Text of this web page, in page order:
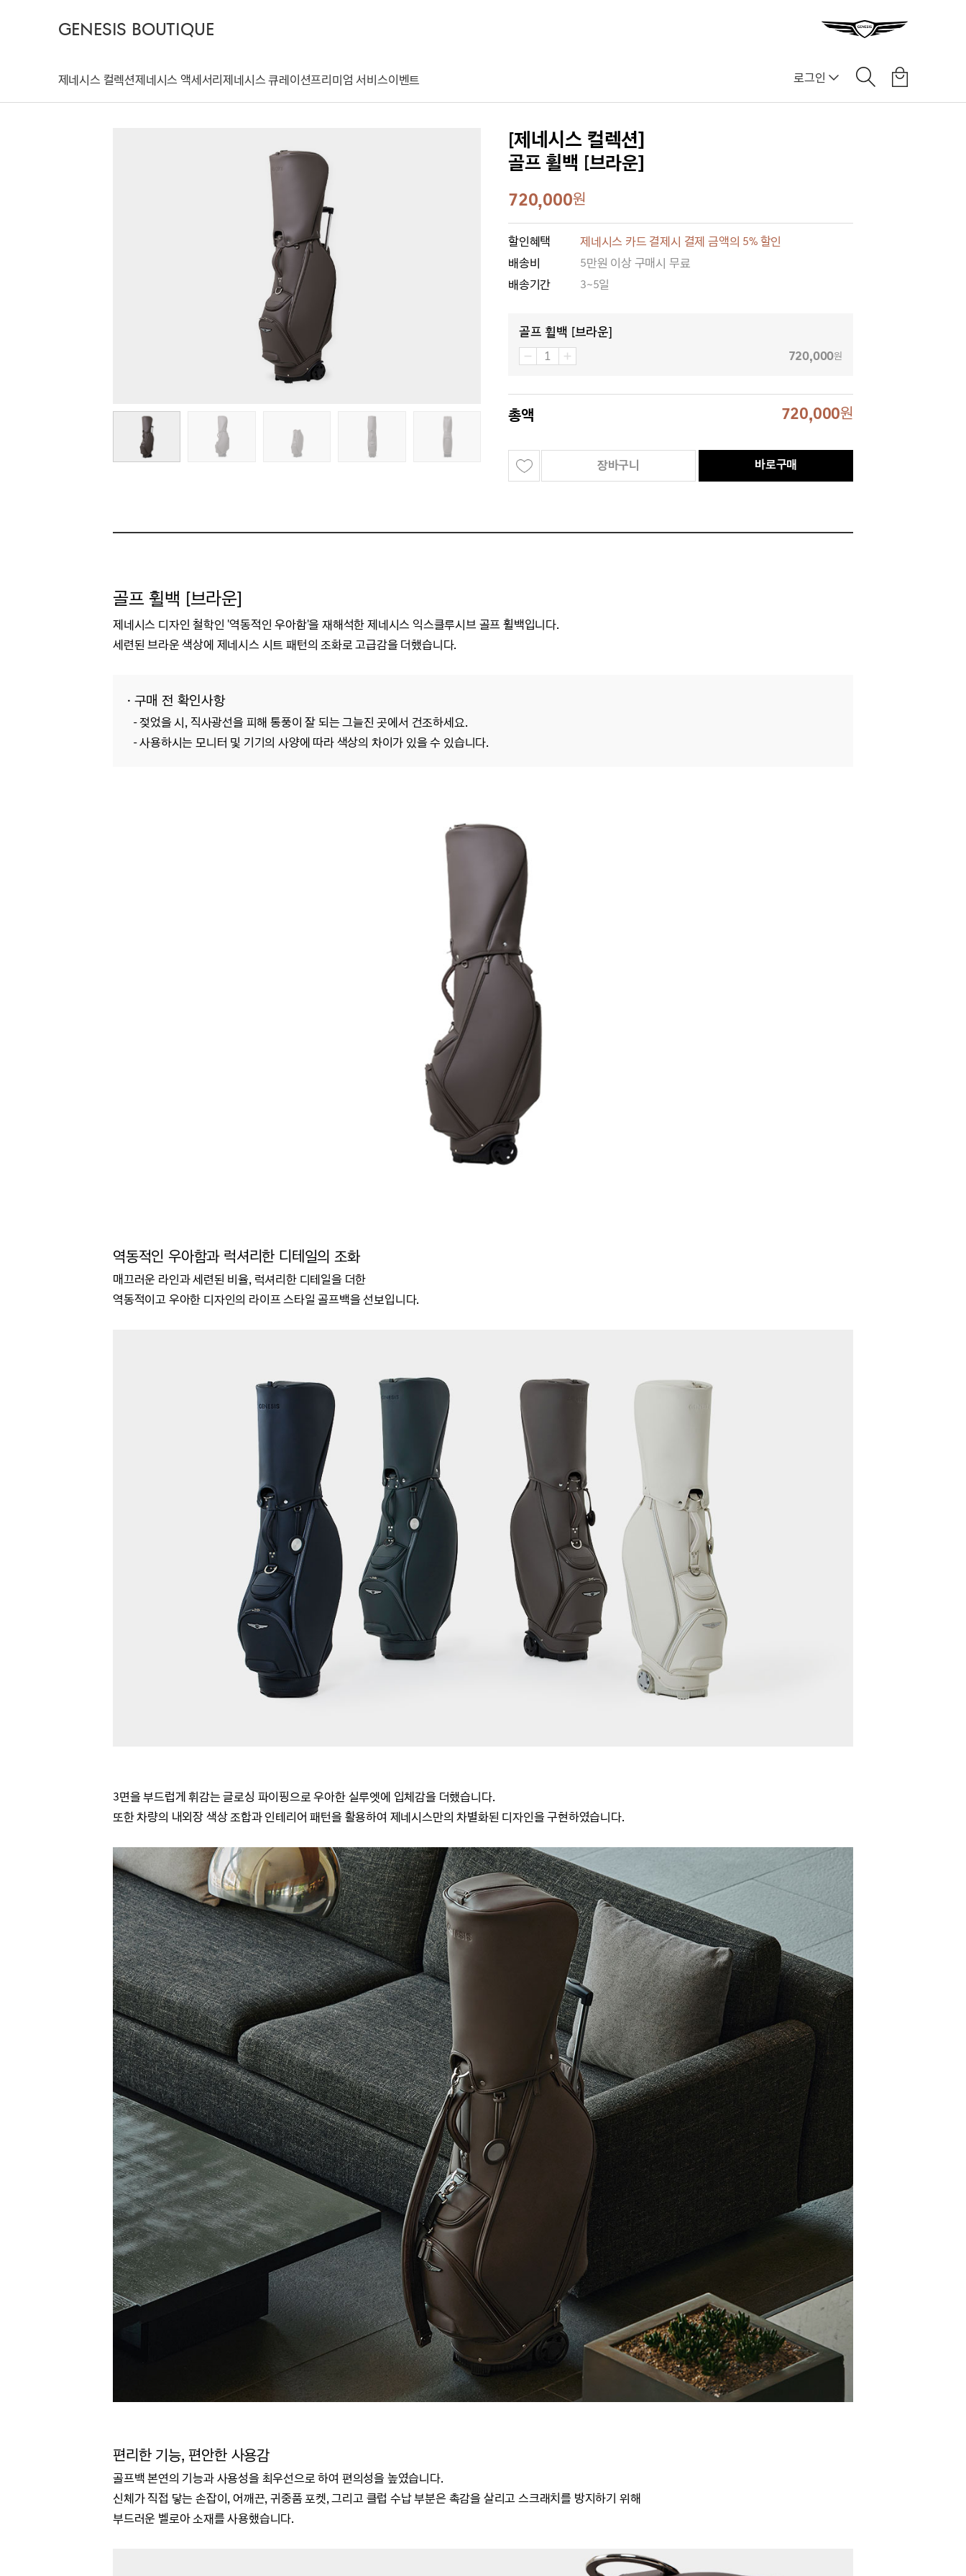
GENESIS BOUTIQUE
제네시스 컬렉션제네시스 액세서리제네시스 큐레이션프리미엄 서비스이벤트 로그인
[제네시스 컬렉션]
골프 휠백 [브라운]
720,000원
할인혜택
제네시스 카드 결제시 결제 금액의 5% 할인
배송비
5만원 이상 구매시 무료
배송기간
3~5일
골프 휠백 [브라운]
720,000원
총액 720,000원
장바구니 바로구매
골프 휠백 [브라운]
제네시스 디자인 철학인 '역동적인 우아함'을 재해석한 제네시스 익스클루시브 골프 휠백입니다.
세련된 브라운 색상에 제네시스 시트 패턴의 조화로 고급감을 더했습니다.
· 구매 전 확인사항
- 젖었을 시, 직사광선을 피해 통풍이 잘 되는 그늘진 곳에서 건조하세요.
- 사용하시는 모니터 및 기기의 사양에 따라 색상의 차이가 있을 수 있습니다.
역동적인 우아함과 럭셔리한 디테일의 조화
매끄러운 라인과 세련된 비율, 럭셔리한 디테일을 더한
역동적이고 우아한 디자인의 라이프 스타일 골프백을 선보입니다.
3면을 부드럽게 휘감는 글로싱 파이핑으로우아한 실루엣에 입체감을 더했습니다.
또한 차량의 내외장 색상 조합과 인테리어 패턴을 활용하여 제네시스만의 차별화된 디자인을 구현하였습니다.
편리한 기능, 편안한 사용감
골프백 본연의 기능과 사용성을 최우선으로 하여 편의성을 높였습니다.
신체가 직접 닿는 손잡이,어깨끈,귀중품 포켓, 그리고 클럽 수납 부분은 촉감을 살리고 스크래치를 방지하기 위해
부드러운 벨로아 소재를 사용했습니다.